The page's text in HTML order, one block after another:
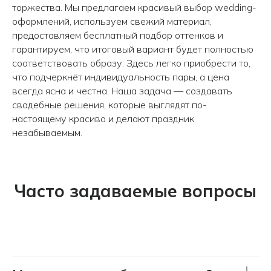
торжества. Мы предлагаем красивый выбор wedding-
оформлений, используем свежий материал,
предоставляем бесплатный подбор оттенков и
гарантируем, что итоговый вариант будет полностью
соответствовать образу. Здесь легко приобрести то,
что подчеркнёт индивидуальность пары, а цена
всегда ясна и честна. Наша задача — создавать
свадебные решения, которые выглядят по-
настоящему красиво и делают праздник
незабываемым.
Часто задаваемые вопросы